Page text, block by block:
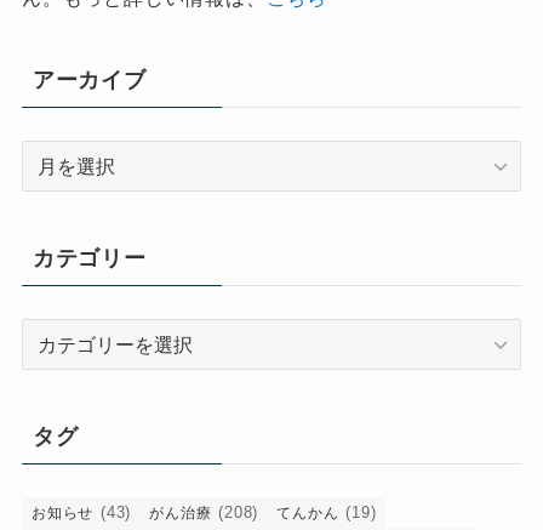
アーカイブ
ブ
カテゴリー
ー
タグ
お知らせ (43) がん治療 (208) てんかん (19)